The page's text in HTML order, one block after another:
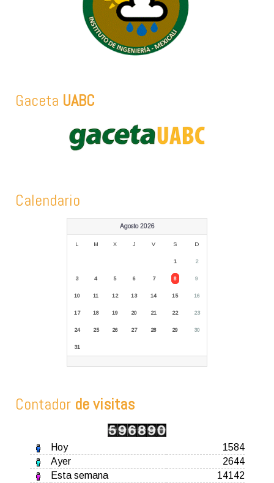
Gaceta UABC
Calendario
Agosto 2026
L M X J V S D
1 2
3 4 5 6 7 8 9
10 11 12 13 14 15 16
17 18 19 20 21 22 23
24 25 26 27 28 29 30
31
Contador de visitas
Hoy
1584
Ayer
2644
Esta semana
14142